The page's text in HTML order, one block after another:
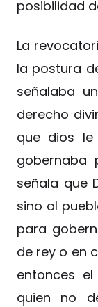
posibilidad
La
la postura
señalaba
derecho
que dios
gobernaba
señala que
sino al
para
de rey o en
entonces
quien no